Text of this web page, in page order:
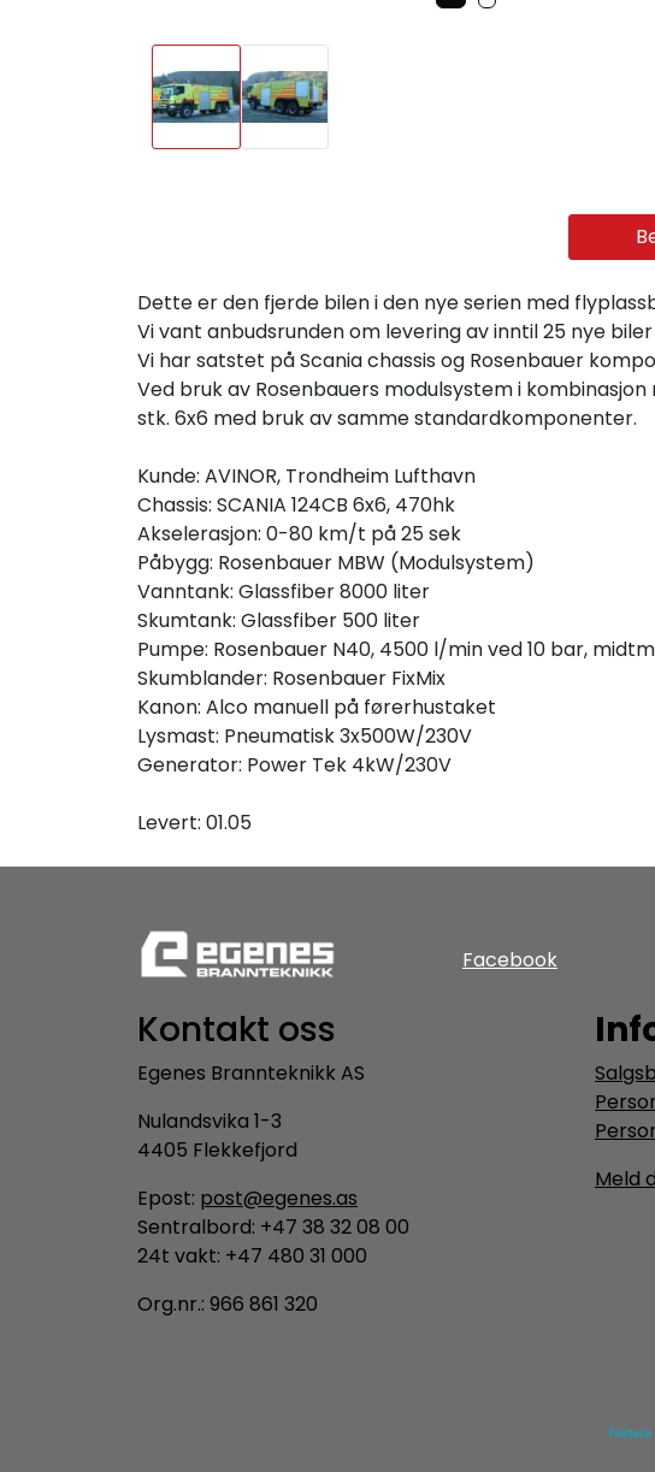
Dette er den fjerde bilen i den nye serien med
Vi vant anbudsrunden om levering av inntil 25 nye
Vi har satstet på Scania chassis og Rosenbauer
Ved bruk av Rosenbauers modulsystem i
stk. 6x6 med bruk av samme standardkomponenter.
Kunde: AVINOR, Trondheim Lufthavn
Chassis: SCANIA 124CB 6x6, 470hk
Akselerasjon: 0-80 km/t på 25 sek
Påbygg: Rosenbauer MBW (Modulsystem)
Vanntank: Glassfiber 8000 liter
Skumtank: Glassfiber 500 liter
Pumpe: Rosenbauer N40, 4500 l/min ved 10 bar,
Skumblander: Rosenbauer FixMix
Kanon: Alco manuell på førerhustaket
Lysmast: Pneumatisk 3x500W/230V
Generator: Power Tek 4kW/230V
Levert: 01.05
Facebook
Kontakt oss
Egenes Brannteknikk AS
Nulandsvika 1-3
4405 Flekkefjord
Epost: post@egenes.as
Sentralbord: +47 38 32 08 00
24t vakt: +47 480 31 000
Org.nr.: 966 861 320
Meld